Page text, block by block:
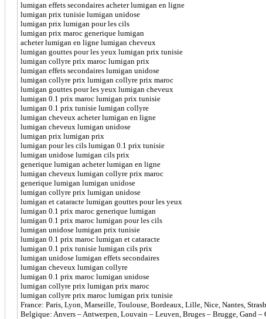
lumigan effets secondaires acheter lumigan en ligne
lumigan prix tunisie lumigan unidose
lumigan prix lumigan pour les cils
lumigan prix maroc generique lumigan
acheter lumigan en ligne lumigan cheveux
lumigan gouttes pour les yeux lumigan prix tunisie
lumigan collyre prix maroc lumigan prix
lumigan effets secondaires lumigan unidose
lumigan collyre prix lumigan collyre prix maroc
lumigan gouttes pour les yeux lumigan cheveux
lumigan 0.1 prix maroc lumigan prix tunisie
lumigan 0.1 prix tunisie lumigan collyre
lumigan cheveux acheter lumigan en ligne
lumigan cheveux lumigan unidose
lumigan prix lumigan prix
lumigan pour les cils lumigan 0.1 prix tunisie
lumigan unidose lumigan cils prix
generique lumigan acheter lumigan en ligne
lumigan cheveux lumigan collyre prix maroc
generique lumigan lumigan unidose
lumigan collyre prix lumigan unidose
lumigan et cataracte lumigan gouttes pour les yeux
lumigan 0.1 prix maroc generique lumigan
lumigan 0.1 prix maroc lumigan pour les cils
lumigan unidose lumigan prix tunisie
lumigan 0.1 prix maroc lumigan et cataracte
lumigan 0.1 prix tunisie lumigan cils prix
lumigan unidose lumigan effets secondaires
lumigan cheveux lumigan collyre
lumigan 0.1 prix maroc lumigan unidose
lumigan collyre prix lumigan prix maroc
lumigan collyre prix maroc lumigan prix tunisie
France: Paris, Lyon, Marseille, Toulouse, Bordeaux, Lille, Nice, Nantes,
Belgique: Anvers – Antwerpen, Louvain – Leuven, Bruges – Brugge, Gand